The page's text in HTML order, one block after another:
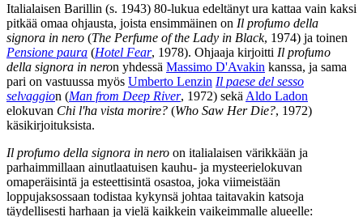
Italialaisen Barillin (s. 1943) 80‑lukua edeltänyt ura kattaa vain kaksi
pitkää omaa ohjausta, joista ensimmäinen on Il profumo della
signora in nero (The Perfume of the Lady in Black, 1974) ja toinen
Pensione paura (Hotel Fear, 1978). Ohjaaja kirjoitti Il profumo
della signora in neron yhdessä Massimo D'Avakin kanssa, ja sama
pari on vastuussa myös Umberto Lenzin Il paese del sesso
selvaggion (Man from Deep River, 1972) sekä Aldo Ladon
elokuvan Chi l'ha vista morire? (Who Saw Her Die?, 1972)
käsikirjoituksista.
Il profumo della signora in nero on italialaisen värikkään ja
parhaimmillaan ainutlaatuisen kauhu‑ ja mysteerielokuvan
omaperäisintä ja esteettisintä osastoa, joka viimeistään
loppujaksossaan todistaa kykynsä johtaa taitavakin katsoja
täydellisesti harhaan ja vielä kaikkein vaikeimmalle alueelle: